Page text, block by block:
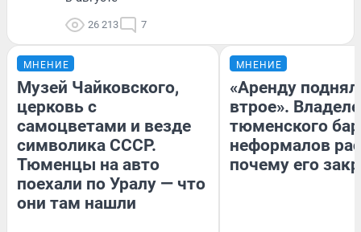
26 213 7
МНЕНИЕ
Музей Чайковского,
церковь с
самоцветами и везде
символика СССР.
Тюменцы на авто
поехали по Уралу — что
они там нашли
МНЕНИЕ
«Аренду
втрое».
тюменского
неформалов
почему его